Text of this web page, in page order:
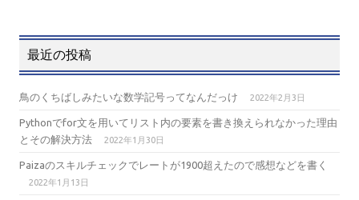
最近の投稿
鳥のくちばしみたいな数学記号ってなんだっけ 2022年2月3日
Pythonでfor文を用いてリスト内の要素を書き換えられなかった理由
とその解決方法
2022年1月30日
Paizaのスキルチェックでレートが1900超えたので感想などを書く
2022年1月13日